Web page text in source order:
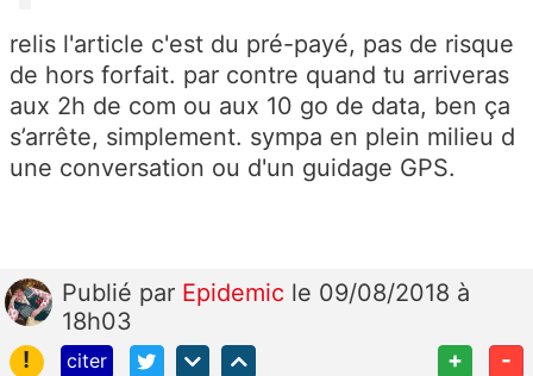
relis l'article c'est du pré-payé, pas de risque
de hors forfait. par contre quand tu arriveras
aux 2h de com ou aux 10 go de data, ben ça
s’arrête, simplement. sympa en plein milieu d
une conversation ou d'un guidage GPS.
Publié par Epidemic le 09/08/2018 à
18h03
!
citer + -